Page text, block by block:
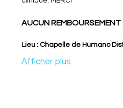
AUCUN REMBOURSEMENT
Lieu : Chapelle de Humano
Afficher plus